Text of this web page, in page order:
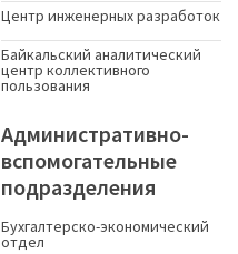
Центр инженерных разработок
Байкальский аналитический
центр коллективного
пользования
Административно-
вспомогательные
подразделения
Бухгалтерско-экономический
отдел